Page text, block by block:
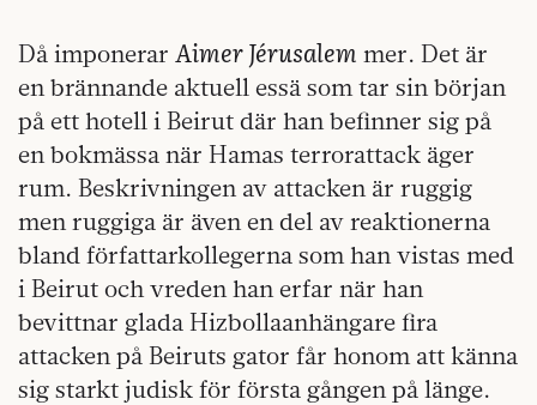
Då imponerar Aimer Jérusalem mer. Det är
en brännande aktuell essä som tar sin början
på ett hotell i Beirut där han befinner sig på
en bokmässa när Hamas terrorattack äger
rum. Beskrivningen av attacken är ruggig
men ruggiga är även en del av reaktionerna
bland författarkollegerna som han vistas med
i Beirut och vreden han erfar när han
bevittnar glada Hizbollaanhängare fira
attacken på Beiruts gator får honom att känna
sig starkt judisk för första gången på länge.